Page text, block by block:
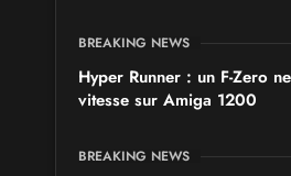
BREAKING NEWS
Hyper Runner : un F-Zero
vitesse sur Amiga 1200
BREAKING NEWS